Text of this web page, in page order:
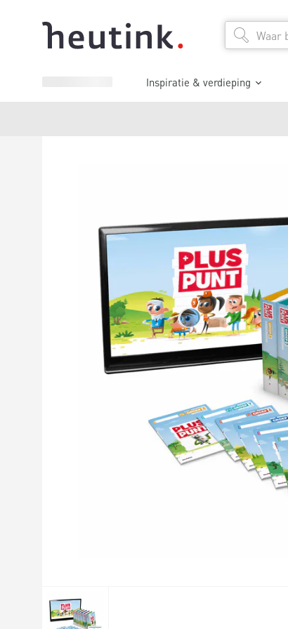
Inspiratie & verdieping